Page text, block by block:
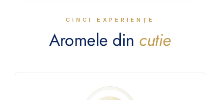
CINCI EXPERIENȚE
Aromele din cutie